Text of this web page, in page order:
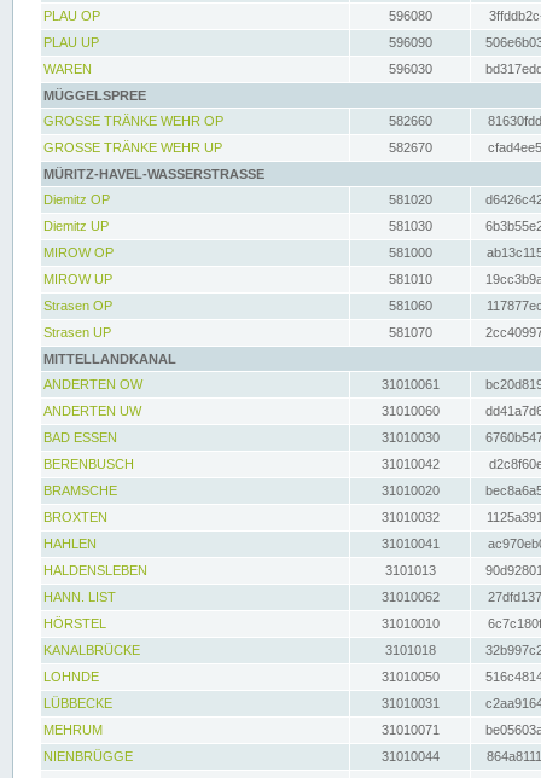
PLAU OP
596080
PLAU UP
596090
WAREN
596030
MÜGGELSPREE
GROSSE TRÄNKE WEHR OP
582660
GROSSE TRÄNKE WEHR UP
582670
MÜRITZ-HAVEL-WASSERSTRASSE
Diemitz OP
581020
Diemitz UP
581030
MIROW OP
581000
MIROW UP
581010
Strasen OP
581060
Strasen UP
581070
MITTELLANDKANAL
ANDERTEN OW
31010061
ANDERTEN UW
31010060
BAD ESSEN
31010030
BERENBUSCH
31010042
BRAMSCHE
31010020
BROXTEN
31010032
HAHLEN
31010041
HALDENSLEBEN
3101013
HANN. LIST
31010062
HÖRSTEL
31010010
KANALBRÜCKE
3101018
LOHNDE
31010050
LÜBBECKE
31010031
MEHRUM
31010071
NIENBRÜGGE
31010044